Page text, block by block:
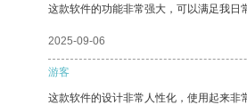
这款软件的功能非常强大，可以满足我日
2025-09-06
游客
这款软件的设计非常人性化，使用起来非